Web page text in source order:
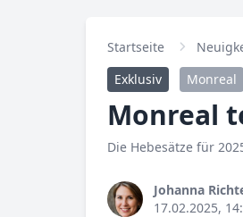
Startseite
Exklusiv
Monreal
Monreal
Die Hebesätze für
Johanna
17.02.2025,